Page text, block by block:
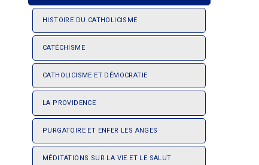
HISTOIRE DU CATHOLICISME
CATÉCHISME
CATHOLICISME ET DÉMOCRATIE
LA PROVIDENCE
PURGATOIRE ET ENFER LES ANGES
MÉDITATIONS SUR LA VIE ET LE SALUT